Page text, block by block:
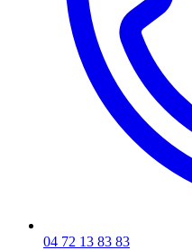
04 72 13 83 83